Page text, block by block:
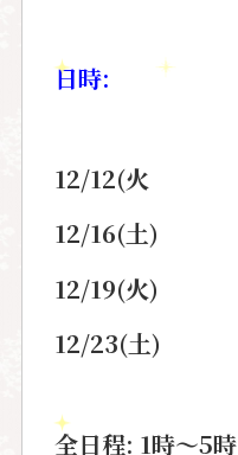
日時:
12/12(火
12/16(土)
12/19(火)
12/23(土)
全日程: 1時〜5時